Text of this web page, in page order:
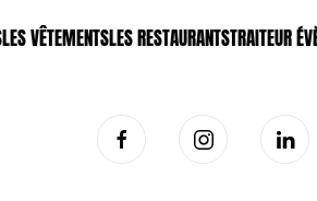
LES VÊTEMENTSLES RESTAURANTSTRAITEUR